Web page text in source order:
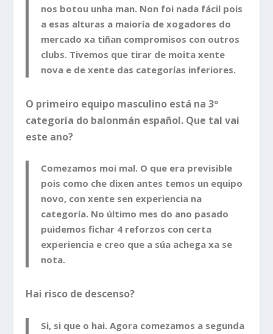
nos botou unha man. Non foi nada fácil pois
a esas alturas a maioría de xogadores do
mercado xa tiñan compromisos con outros
clubs. Tivemos que tirar de moita xente
nova e de xente das categorías inferiores.
O primeiro equipo masculino está na 3º
categoría do balonmán español. Que tal vai
este ano?
Comezamos moi mal. O que era previsible
pois como che dixen antes temos un equipo
novo, con xente sen experiencia na
categoría. No último mes do ano pasado
puidemos fichar 4 reforzos con certa
experiencia e creo que a súa achega xa se
nota.
Hai risco de descenso?
Si, si que o hai. Agora comezamos a segunda